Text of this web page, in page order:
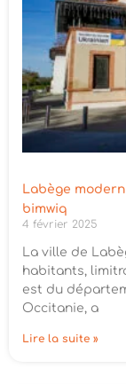
Labège
bimwiq
4 février 2025
La ville de
habitants,
est du
Occitanie, a
Lire la suite »